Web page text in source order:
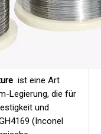
ist eine Art
Legierung, die für
und
(Inconel